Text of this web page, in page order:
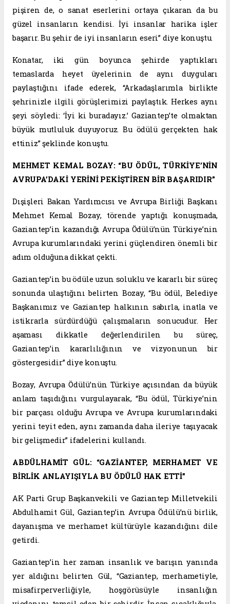
pişiren de, o sanat eserlerini ortaya çıkaran da bu
güzel insanların kendisi. İyi insanlar harika işler
başarır. Bu şehir de iyi insanların eseri” diye konuştu.
Konatar, iki gün boyunca şehirde yaptıkları
temaslarda heyet üyelerinin de aynı duyguları
paylaştığını ifade ederek, “Arkadaşlarımla birlikte
şehrinizle ilgili görüşlerimizi paylaştık. Herkes aynı
şeyi söyledi: ‘İyi ki buradayız.’ Gaziantep’te olmaktan
büyük mutluluk duyuyoruz. Bu ödülü gerçekten hak
ettiniz” şeklinde konuştu.
MEHMET KEMAL BOZAY: “BU ÖDÜL, TÜRKİYE’NİN
AVRUPA’DAKİ YERİNİ PEKİŞTİREN BİR BAŞARIDIR”
Dışişleri Bakan Yardımcısı ve Avrupa Birliği Başkanı
Mehmet Kemal Bozay, törende yaptığı konuşmada,
Gaziantep’in kazandığı Avrupa Ödülü’nün Türkiye’nin
Avrupa kurumlarındaki yerini güçlendiren önemli bir
adım olduğuna dikkat çekti.
Gaziantep’in bu ödüle uzun soluklu ve kararlı bir süreç
sonunda ulaştığını belirten Bozay, “Bu ödül, Belediye
Başkanımız ve Gaziantep halkının sabırla, inatla ve
istikrarla sürdürdüğü çalışmaların sonucudur. Her
aşaması dikkatle değerlendirilen bu süreç,
Gaziantep’in kararlılığının ve vizyonunun bir
göstergesidir” diye konuştu.
Bozay, Avrupa Ödülü’nün Türkiye açısından da büyük
anlam taşıdığını vurgulayarak, “Bu ödül, Türkiye’nin
bir parçası olduğu Avrupa ve Avrupa kurumlarındaki
yerini teyit eden, aynı zamanda daha ileriye taşıyacak
bir gelişmedir” ifadelerini kullandı.
ABDÜLHAMİT GÜL: “GAZİANTEP, MERHAMET VE
BİRLİK ANLAYIŞIYLA BU ÖDÜLÜ HAK ETTİ”
AK Parti Grup Başkanvekili ve Gaziantep Milletvekili
Abdulhamit Gül, Gaziantep’in Avrupa Ödülü’nü birlik,
dayanışma ve merhamet kültürüyle kazandığını dile
getirdi.
Gaziantep’in her zaman insanlık ve barışın yanında
yer aldığını belirten Gül, “Gaziantep, merhametiyle,
misafirperverliğiyle, hoşgörüsüyle insanlığın